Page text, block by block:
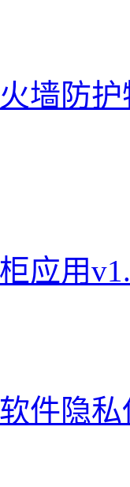
墙防
应用
件隐